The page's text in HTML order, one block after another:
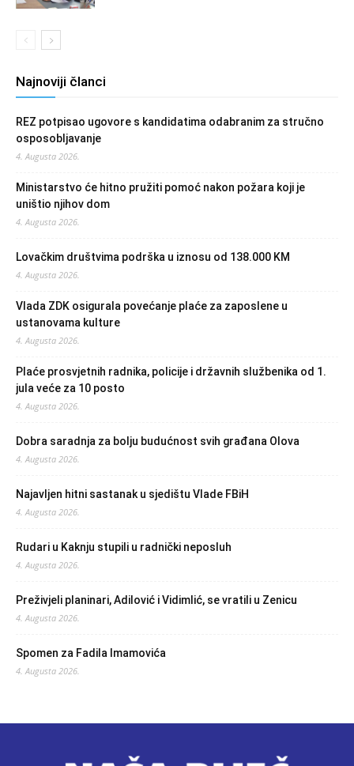
Najnoviji članci
REZ potpisao ugovore s kandidatima odabranim za stručno
osposobljavanje
4. Augusta 2026.
Ministarstvo će hitno pružiti pomoć nakon požara koji je
uništio njihov dom
4. Augusta 2026.
Lovačkim društvima podrška u iznosu od 138.000 KM
4. Augusta 2026.
Vlada ZDK osigurala povećanje plaće za zaposlene u
ustanovama kulture
4. Augusta 2026.
Plaće prosvjetnih radnika, policije i državnih službenika od 1.
jula veće za 10 posto
4. Augusta 2026.
Dobra saradnja za bolju budućnost svih građana Olova
4. Augusta 2026.
Najavljen hitni sastanak u sjedištu Vlade FBiH
4. Augusta 2026.
Rudari u Kaknju stupili u radnički neposluh
4. Augusta 2026.
Preživjeli planinari, Adilović i Vidimlić, se vratili u Zenicu
4. Augusta 2026.
Spomen za Fadila Imamovića
4. Augusta 2026.